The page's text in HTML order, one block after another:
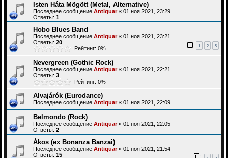
Isten Háta Mögött (Metal, Alternative)
Последнее сообщение Antiquar« 01 ноя 2021, 23:29
Ответы: 1
Hobo Blues Band
Последнее сообщение Antiquar« 01 ноя 2021, 23:21
Ответы: 20 1 2 3
Рейтинг: 0%
Nevergreen (Gothic Rock)
Последнее сообщение Antiquar« 01 ноя 2021, 22:21
Ответы: 3
Рейтинг: 0%
Alvajárók (Eurodance)
Последнее сообщение Antiquar« 01 ноя 2021, 22:09
Belmondo (Rock)
Последнее сообщение Antiquar« 01 ноя 2021, 22:05
Ответы: 2
Ákos (ex Bonanza Banzai)
Последнее сообщение Antiquar« 01 ноя 2021, 21:54
Ответы: 15